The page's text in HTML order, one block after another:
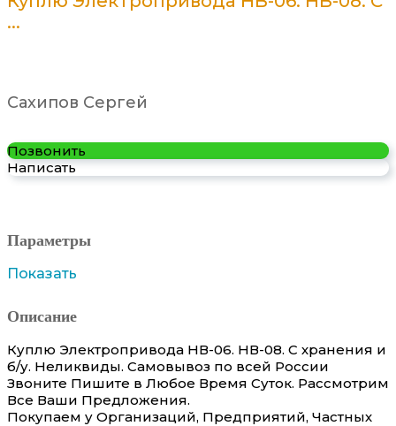
...
Сахипов Сергей
Позвонить
Написать
Параметры
Показать
Описание
Куплю Электропривода НВ-06. НВ-08. С хранения и
б/у. Неликвиды. Самовывоз по всей России
Звоните Пишите в Любое Время Суток. Рассмотрим
Все Ваши Предложения.
Покупаем у Организаций, Предприятий, Частных